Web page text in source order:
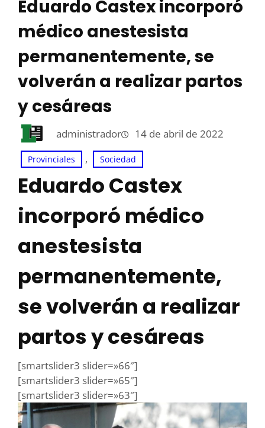
Eduardo Castex incorporó
médico anestesista
permanentemente, se
volverán a realizar partos
y cesáreas
administrador 14 de abril de 2022
Provinciales , Sociedad
Eduardo Castex
incorporó médico
anestesista
permanentemente,
se volverán a realizar
partos y cesáreas
[smartslider3 slider=»66″]
[smartslider3 slider=»65″]
[smartslider3 slider=»63″]